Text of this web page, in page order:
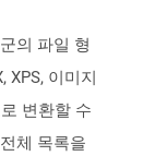
의 파일 형
XPS, 이미지
로 변환할 수
체 목록을